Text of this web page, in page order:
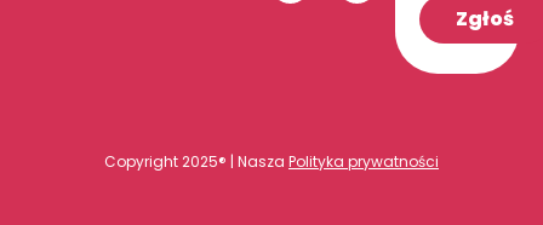
Zgłoś
Copyright 2025® | Nasza Polityka prywatności